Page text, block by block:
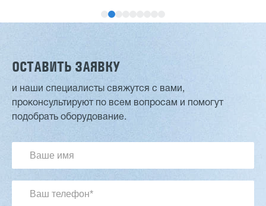
Двухсторонний шипорез MX6015
2 832 000 ₽
Артикул: 2497
ОСТАВИТЬ ЗАЯВКУ
и наши специалисты свяжутся с вами,
проконсультируют по всем вопросам и помогут
подобрать оборудование.